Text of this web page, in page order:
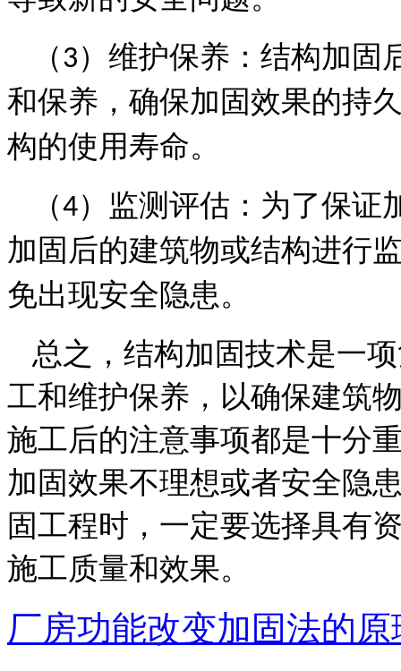
（3）维护保养：结构加固
和保养，确保加固效果的持
构的使用寿命。
（4）监测评估：为了保证
加固后的建筑物或结构进行
免出现安全隐患。
总之，结构加固技术是一
工和维护保养，以确保建筑
施工后的注意事项都是十分
加固效果不理想或者安全隐
固工程时，一定要选择具有
施工质量和效果。
厂房功能改变加固法的